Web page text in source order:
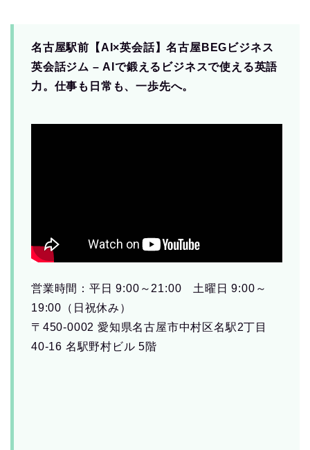
名古屋駅前【AI×英会話】名古屋BEGビジネス
英会話ジム – AIで鍛えるビジネスで使える英語
力。仕事も日常も、一歩先へ。
営業時間：平日 9:00～21:00 土曜日 9:00～
19:00（日祝休み）
〒450-0002 愛知県名古屋市中村区名駅2丁目
40-16 名駅野村ビル 5階